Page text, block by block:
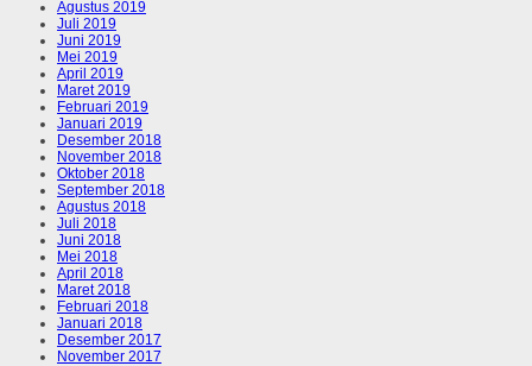
Agustus 2019
Juli 2019
Juni 2019
Mei 2019
April 2019
Maret 2019
Februari 2019
Januari 2019
Desember 2018
November 2018
Oktober 2018
September 2018
Agustus 2018
Juli 2018
Juni 2018
Mei 2018
April 2018
Maret 2018
Februari 2018
Januari 2018
Desember 2017
November 2017